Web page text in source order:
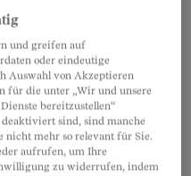
Das Rauchen
und Crack
abnimmt, liegt das
und greifen auf
oder eindeutige
Auswahl von Akzeptieren
für die unter „Wir und unsere
bereitzustellen“
sind, sind manche
nicht mehr so relevant für Sie.
aufrufen, um Ihre
zu widerrufen, indem